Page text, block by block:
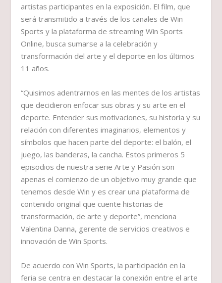
artistas participantes en la exposición. El film, que
será transmitido a través de los canales de Win
Sports y la plataforma de streaming Win Sports
Online, busca sumarse a la celebración y
transformación del arte y el deporte en los últimos
11 años.
“Quisimos adentrarnos en las mentes de los artistas
que decidieron enfocar sus obras y su arte en el
deporte. Entender sus motivaciones, su historia y su
relación con diferentes imaginarios, elementos y
símbolos que hacen parte del deporte: el balón, el
juego, las banderas, la cancha. Estos primeros 5
episodios de nuestra serie Arte y Pasión son
apenas el comienzo de un objetivo muy grande que
tenemos desde Win y es crear una plataforma de
contenido original que cuente historias de
transformación, de arte y deporte”, menciona
Valentina Danna, gerente de servicios creativos e
innovación de Win Sports.
De acuerdo con Win Sports, la participación en la
feria se centra en destacar la conexión entre el arte